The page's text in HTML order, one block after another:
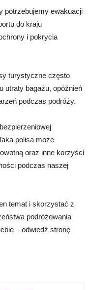
potrzebujemy ewakuacji
do kraju
i pokrycia
turystyczne często
utraty bagażu, opóźnień
podczas podróży.
polisa może
oraz inne korzyści
podczas naszej
temat i skorzystać z
podróżowania
– odwiedź stronę